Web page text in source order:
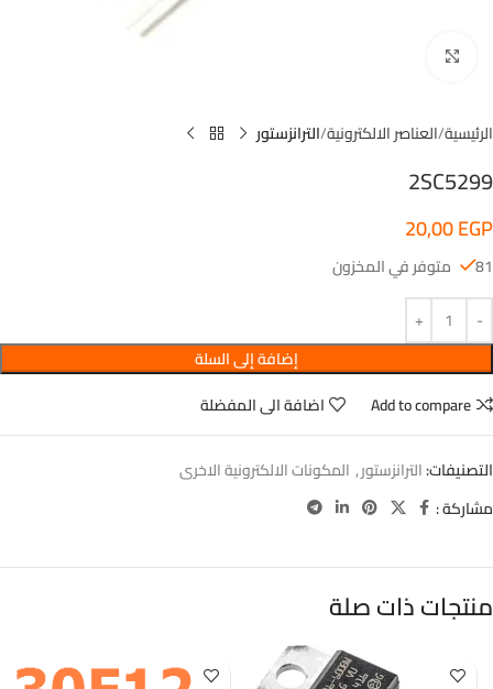
الرئيسية العناصر الالكترونية الترانزستور
2SC5299
20,00EGP
81 متوفر في المخزون
إضافة إلى السلة
Add to compare
اضافة الى المفضلة
التصنيفات:الترانزستور, المكونات الالكترونية الاخرى
مشاركة :
منتجات ذات صلة